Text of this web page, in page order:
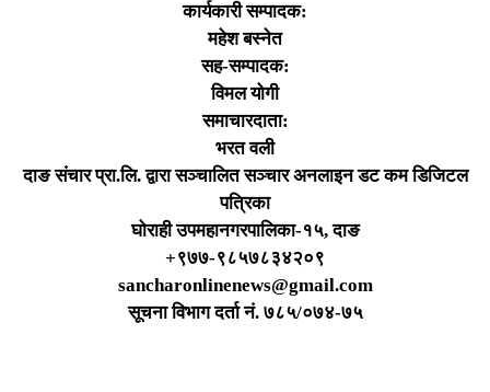
कार्यकारी सम्पादक:
महेश बस्नेत
सह-सम्पादक:
विमल योगी
समाचारदाता:
भरत वली
दाङ संचार प्रा.लि. द्वारा सञ्चालित सञ्चार अनलाइन डट कम डिजिटल
पत्रिका
घोराही उपमहानगरपालिका-१५, दाङ
+९७७-९८५७८३४२०९
sancharonlinenews@gmail.com
सूचना विभाग दर्ता न‌ं. ७८५/०७४-७५